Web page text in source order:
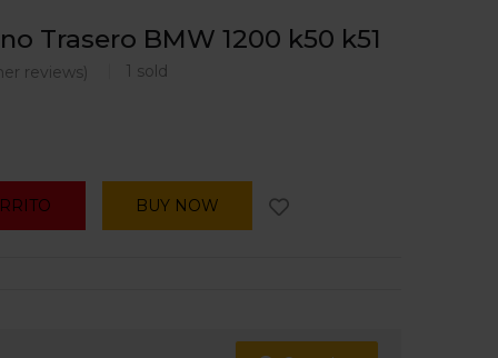
Trasero BMW 1200 k50 k51
reviews) 1 sold
BUY NOW